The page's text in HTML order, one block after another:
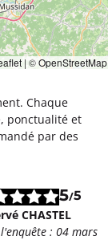
| ©OpenStreetMap
Chaque
ponctualité et
par des
5/5
CHASTEL
: 04 mars